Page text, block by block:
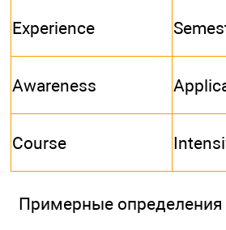
Experience
Awareness
Course
Примерные определения